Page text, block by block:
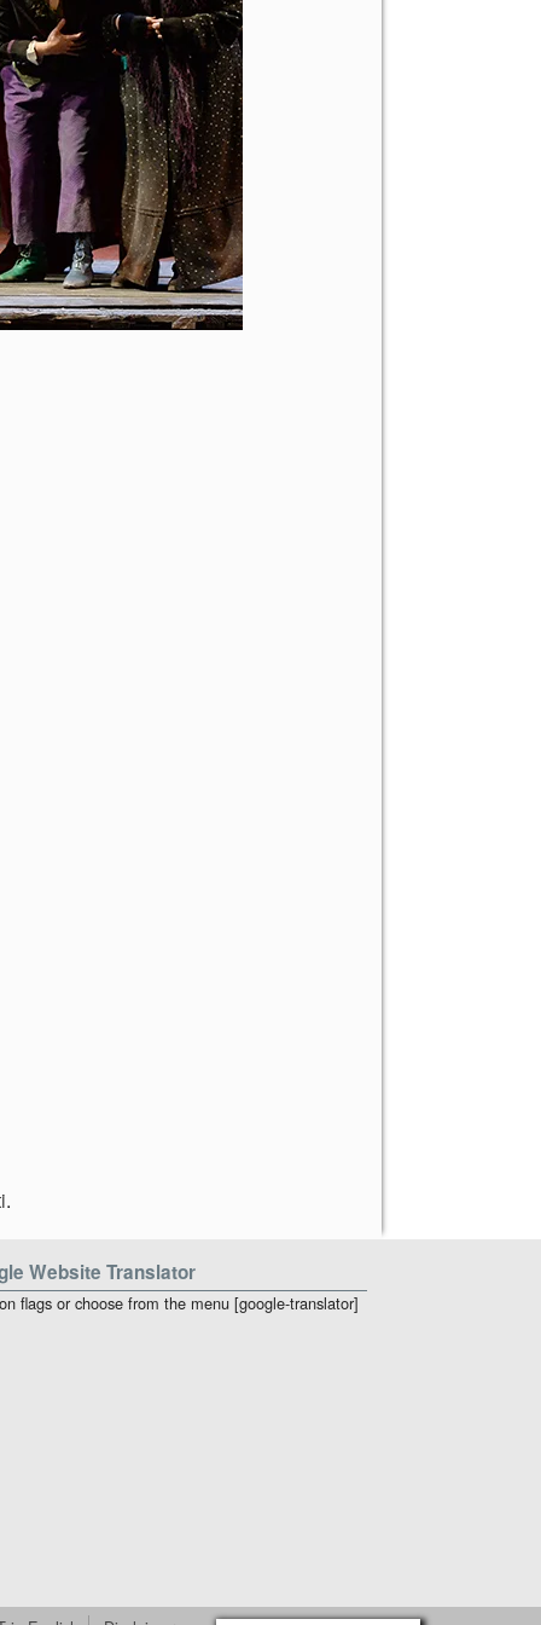
.
Website Translator
flags or choose from the menu [google-translator]